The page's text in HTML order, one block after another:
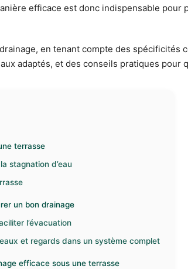
efficace est donc indispensable
en tenant compte des
adaptés, et des conseils pratiques
terrasse
stagnation d’eau
un bon drainage
l’évacuation
et regards dans un système complet
efficace sous une terrasse